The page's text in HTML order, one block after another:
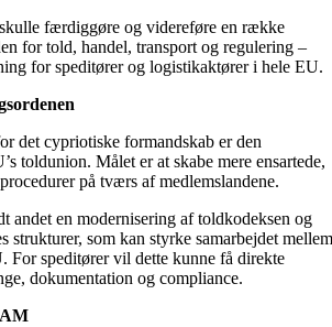
færdiggøre og videreføre en række
for told, handel, transport og regulering –
for speditører og logistikaktører i hele EU.
det cypriotiske formandskab er den
toldunion. Målet er at skabe mere ensartede,
på tværs af medlemslandene.
andet en modernisering af toldkodeksen og
strukturer, som kan styrke samarbejdet mellem
For speditører vil dette kunne få direkte
dokumentation og compliance.